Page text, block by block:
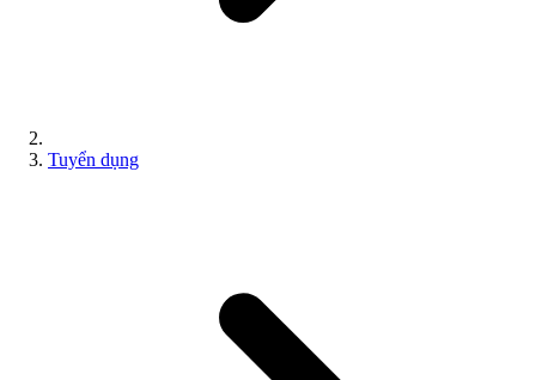
Tuyển dụng